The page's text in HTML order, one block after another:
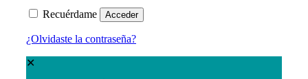
Recuérdame Acceder
¿Olvidaste la contraseña?
✕